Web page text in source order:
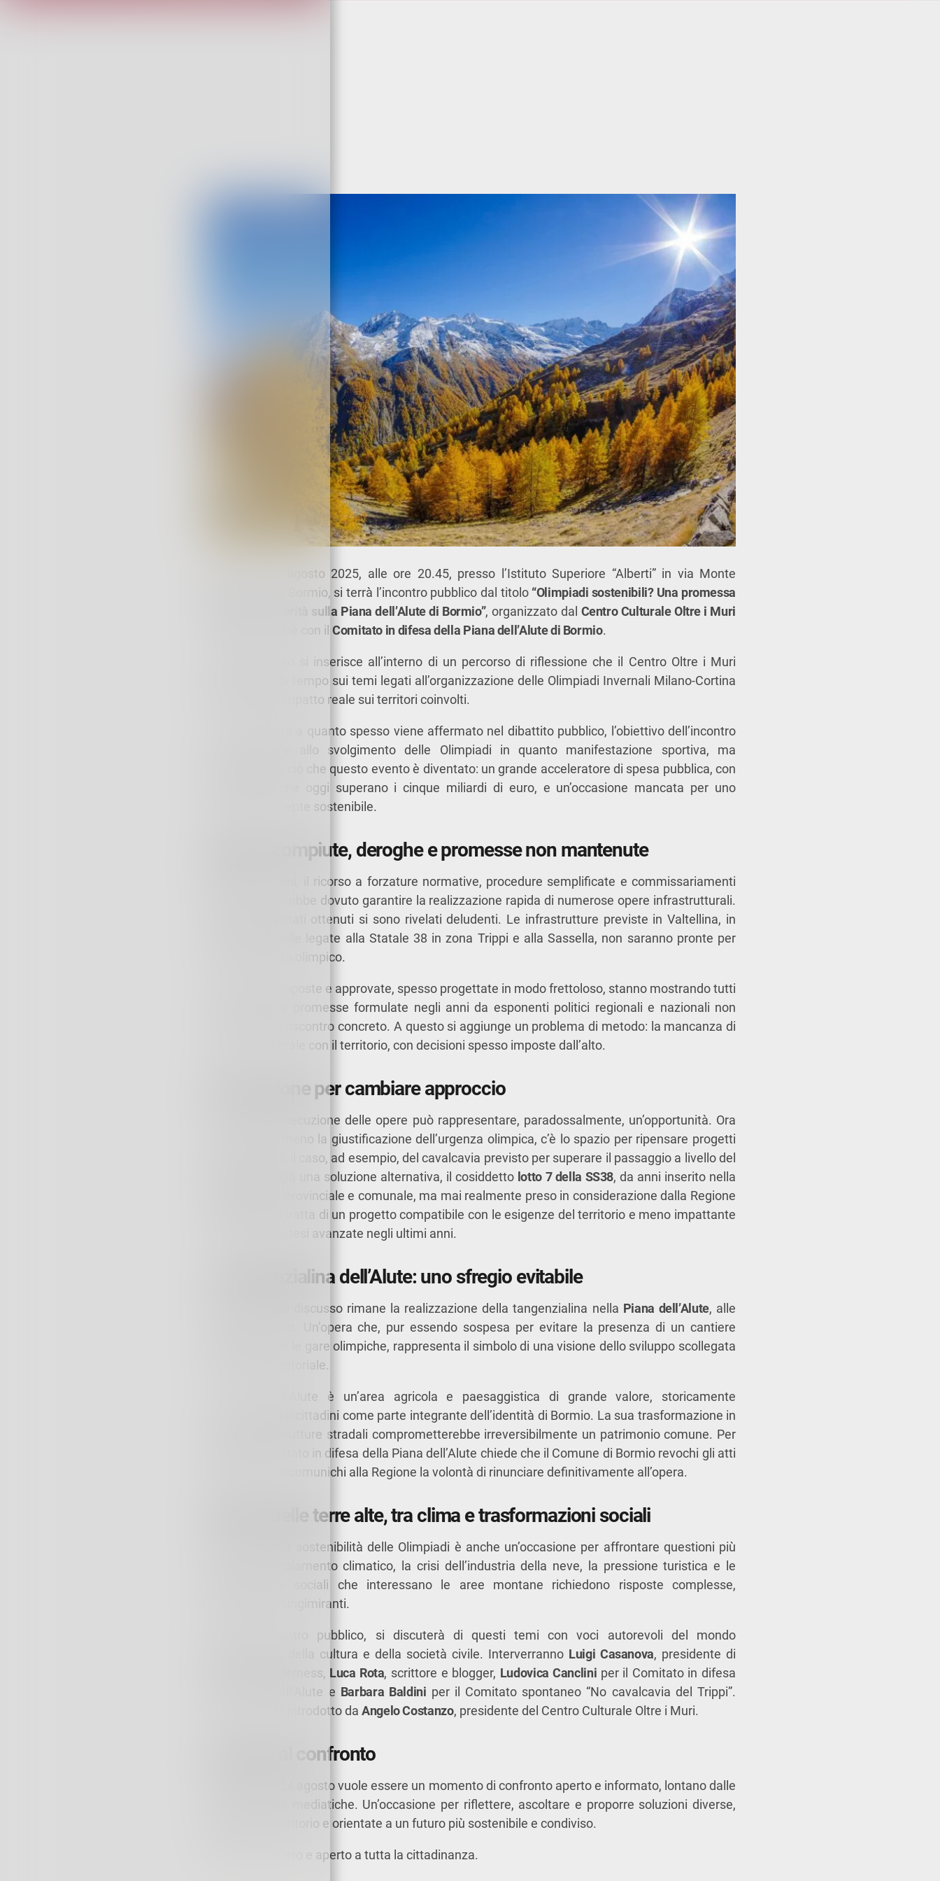
Domenica 24 agosto 2025, alle ore 20.45, presso l’Istituto Superiore “Alberti” in via Monte
Confinale 10 a Bormio, si terrà l’incontro pubblico dal titolo “Olimpiadi sostenibili? Una promessa
infranta – La verità sulla Piana dell’Alute di Bormio”, organizzato dal Centro Culturale Oltre i Muri
in collaborazione con il Comitato in difesa della Piana dell’Alute di Bormio.
L’appuntamento si inserisce all’interno di un percorso di riflessione che il Centro Oltre i Muri
porta avanti da tempo sui temi legati all’organizzazione delle Olimpiadi Invernali Milano-Cortina
2026 e al loro impatto reale sui territori coinvolti.
Contrariamente a quanto spesso viene affermato nel dibattito pubblico, l’obiettivo dell’incontro
non è opporsi allo svolgimento delle Olimpiadi in quanto manifestazione sportiva, ma
interrogarsi su ciò che questo evento è diventato: un grande acceleratore di spesa pubblica, con
investimenti che oggi superano i cinque miliardi di euro, e un’occasione mancata per uno
sviluppo realmente sostenibile.
Opere incompiute, deroghe e promesse non mantenute
Negli ultimi anni, il ricorso a forzature normative, procedure semplificate e commissariamenti
straordinari avrebbe dovuto garantire la realizzazione rapida di numerose opere infrastrutturali.
Tuttavia, i risultati ottenuti si sono rivelati deludenti. Le infrastrutture previste in Valtellina, in
particolare quelle legate alla Statale 38 in zona Trippi e alla Sassella, non saranno pronte per
l’appuntamento olimpico.
Le soluzioni proposte e approvate, spesso progettate in modo frettoloso, stanno mostrando tutti
i loro limiti. Le promesse formulate negli anni da esponenti politici regionali e nazionali non
hanno trovato riscontro concreto. A questo si aggiunge un problema di metodo: la mancanza di
un confronto reale con il territorio, con decisioni spesso imposte dall’alto.
Un’occasione per cambiare approccio
Il ritardo nell’esecuzione delle opere può rappresentare, paradossalmente, un’opportunità. Ora
che è venuta meno la giustificazione dell’urgenza olimpica, c’è lo spazio per ripensare progetti
problematici. È il caso, ad esempio, del cavalcavia previsto per superare il passaggio a livello del
Trippi. Esiste già una soluzione alternativa, il cosiddetto lotto 7 della SS38, da anni inserito nella
pianificazione provinciale e comunale, ma mai realmente preso in considerazione dalla Regione
Lombardia. Si tratta di un progetto compatibile con le esigenze del territorio e meno impattante
rispetto alle ipotesi avanzate negli ultimi anni.
La tangenzialina dell’Alute: uno sfregio evitabile
L’intervento più discusso rimane la realizzazione della tangenzialina nella Piana dell’Alute, alle
porte di Bormio. Un’opera che, pur essendo sospesa per evitare la presenza di un cantiere
visibile durante le gare olimpiche, rappresenta il simbolo di una visione dello sviluppo scollegata
dalla realtà territoriale.
La Piana dell’Alute è un’area agricola e paesaggistica di grande valore, storicamente
riconosciuta dai cittadini come parte integrante dell’identità di Bormio. La sua trasformazione in
sede di infrastrutture stradali comprometterebbe irreversibilmente un patrimonio comune. Per
questo, il Comitato in difesa della Piana dell’Alute chiede che il Comune di Bormio revochi gli atti
già approvati e comunichi alla Regione la volontà di rinunciare definitivamente all’opera.
Il futuro delle terre alte, tra clima e trasformazioni sociali
Il dibattito sulla sostenibilità delle Olimpiadi è anche un’occasione per affrontare questioni più
ampie. Il cambiamento climatico, la crisi dell’industria della neve, la pressione turistica e le
trasformazioni sociali che interessano le aree montane richiedono risposte complesse,
partecipate e lungimiranti.
Durante l’incontro pubblico, si discuterà di questi temi con voci autorevoli del mondo
ambientalista, della cultura e della società civile. Interverranno Luigi Casanova, presidente di
Mountain Wilderness, Luca Rota, scrittore e blogger, Ludovica Canclini per il Comitato in difesa
della Piana dell’Alute e Barbara Baldini per il Comitato spontaneo “No cavalcavia del Trippi”.
L’incontro sarà introdotto da Angelo Costanzo, presidente del Centro Culturale Oltre i Muri.
Un invito al confronto
L’incontro del 24 agosto vuole essere un momento di confronto aperto e informato, lontano dalle
semplificazioni mediatiche. Un’occasione per riflettere, ascoltare e proporre soluzioni diverse,
radicate nel territorio e orientate a un futuro più sostenibile e condiviso.
L’ingresso è libero e aperto a tutta la cittadinanza.